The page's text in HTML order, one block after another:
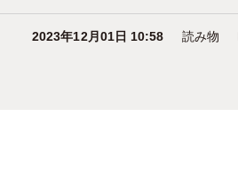
2023年12月01日 10:58 読み物